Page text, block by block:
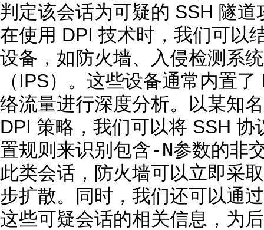
判定该会话为可疑的 SSH 隧道
在使用 DPI 技术时，我们可以
设备，如防火墙、入侵检测系
（IPS）。这些设备通常内置
络流量进行深度分析。以某知
DPI 策略，我们可以将 SSH
置规则来识别包含-N参数的非
此类会话，防火墙可以立即采
步扩散。同时，我们还可以通
这些可疑会话的相关信息，为